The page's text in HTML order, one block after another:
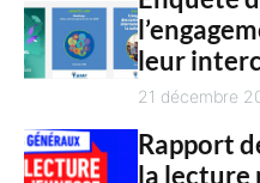
leur
culture en
21 décembre
Rapport
la lecture